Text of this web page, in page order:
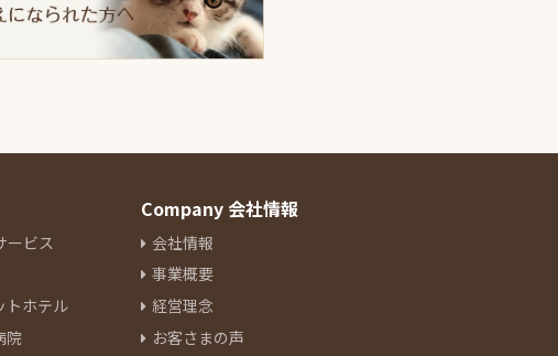
ービス
トホテル
院
Company 会社情報
会社情報
事業概要
経営理念
お客さまの声